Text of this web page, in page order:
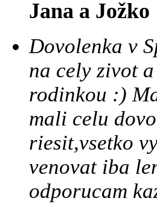
Jana a Jožko
Dovolenka v
na cely zivot
rodinkou :)
mali celu
riesit,vsetko
venovat iba
odporucam